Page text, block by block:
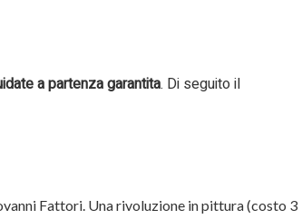
a partenza garantita. Di seguito il
Fattori. Una rivoluzione in pittura (costo 3